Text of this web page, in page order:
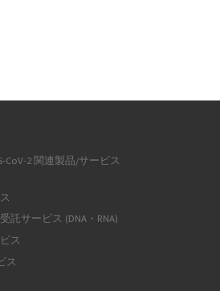
CoV-2 関連製品/サービス
託サービス (DNA・RNA)
ス
ス